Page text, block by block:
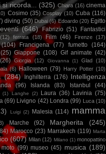
si ricorda... (325) Chiara (16) cinema
Cosimo (35) Cosplay (10) Cuba (116)
diving (50) Dubai (6) Edoardo (20) Egitto
eventi (646) Fabrizio (51)
Fantastici
(12) ferrata (18) Film (46) Firenze (17)
(104) Francigena (77) fumetto (164)
(25) Giappone (108) Gif animate (42)
(26) Giorgia (12) Giovanna (1) Glad (10)
(6) Halloween (79) Harry Potter (10)
(284) Inghilterra (176) Intelligenza
(96) Islanda (83) Istanbul (44)
(1) Langhe (2) Laura (36) Lavinia (75)
(69) Livigno (42) Londra (99) Luca (10)
Luigi (2) Malesia (114) mamma
Marche (92) Margherita (245)
Marocco (23) Marrakech (119) Marta
(607) Milan (12) Milano (1) monopattino
moto (99) museo (45) musica (189)